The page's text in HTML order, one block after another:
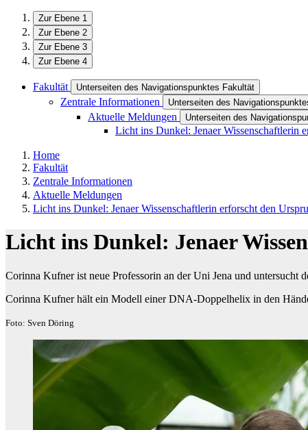
Zur Ebene 1
Zur Ebene 2
Zur Ebene 3
Zur Ebene 4
Fakultät Unterseiten des Navigationspunktes Fakultät
Zentrale Informationen Unterseiten des
Aktuelle Meldungen Unterseiten des
Licht ins Dunkel: Jenaer Wissenschaftlerin
Home
Fakultät
Zentrale Informationen
Aktuelle Meldungen
Licht ins Dunkel: Jenaer Wissenschaftlerin erforscht den
Licht ins Dunkel: Jenaer
Corinna Kufner ist neue Professorin an der Uni Jena und
Corinna Kufner hält ein Modell einer DNA-Doppelhelix in den
Foto: Sven Döring